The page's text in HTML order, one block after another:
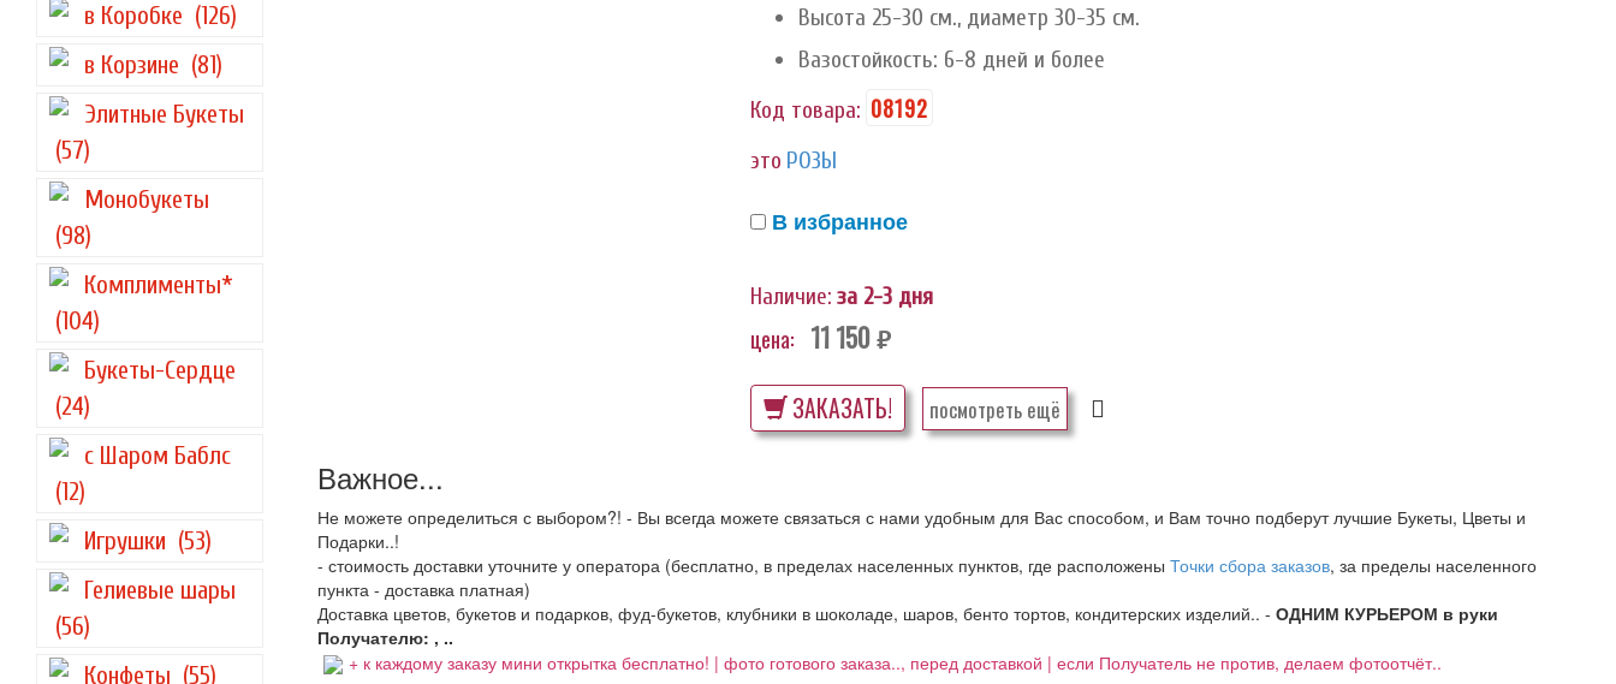
в Коробке (126)
в Корзине (81)
Элитные Букеты
(57)
Монобукеты
(98)
Комплименты*
(104)
Букеты-Сердце
(24)
с Шаром Баблс
(12)
Игрушки (53)
Гелиевые шары
(56)
Конфеты (55)
Высота 25-30 см., диаметр 30-35 см.
Вазостойкость: 6-8 дней и более
Код товара: 08192
это РОЗЫ
В избранное
Наличие: за 2-3 дня
цена: 11 150 руб.
ЗАКАЗАТЬ! посмотреть ещё
Важное...
Не можете определиться с выбором?! - Вы всегда можете связаться с нами удобным для Вас способом, и Вам точно подберут лучшие Букеты, Цветы и
Подарки..!
- стоимость доставки уточните у оператора (бесплатно, в пределах населенных пунктов, где расположены Точки сбора заказов, за пределы населенного
пункта - доставка платная)
Доставка цветов, букетов и подарков, фуд-букетов, клубники в шоколаде, шаров, бенто тортов, кондитерских изделий.. - ОДНИМ КУРЬЕРОМ в руки
Получателю: , ..
+ к каждому заказу мини открытка бесплатно! | фото готового заказа.., перед доставкой | если Получатель не против, делаем фотоотчёт..